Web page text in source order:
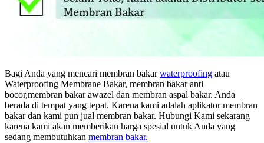
Bagi Anda yang mencari membran bakarwaterproofing atau
Waterproofing Membrane Bakar, membran bakar anti
bocor,membran bakar awazel dan membran aspal bakar. Anda
berada di tempat yang tepat. Karena kami adalah aplikator membran
bakar dan kami pun jual membran bakar. Hubungi Kami sekarang
karena kami akan memberikan harga spesial untuk Anda yang
sedang membutuhkan membran bakar.